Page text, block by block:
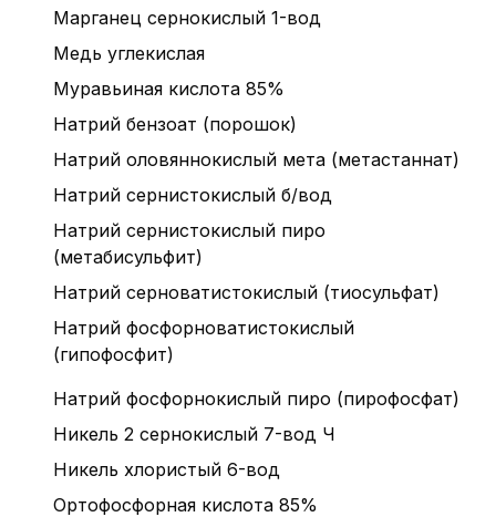
Марганец сернокислый 1-вод
Медь углекислая
Муравьиная кислота 85%
Натрий бензоат (порошок)
Натрий оловяннокислый мета (метастаннат)
Натрий сернистокислый б/вод
Натрий сернистокислый пиро
(метабисульфит)
Натрий серноватистокислый (тиосульфат)
Натрий фосфорноватистокислый
(гипофосфит)
Натрий фосфорнокислый пиро (пирофосфат)
Никель 2 сернокислый 7-вод Ч
Никель хлористый 6-вод
Ортофосфорная кислота 85%